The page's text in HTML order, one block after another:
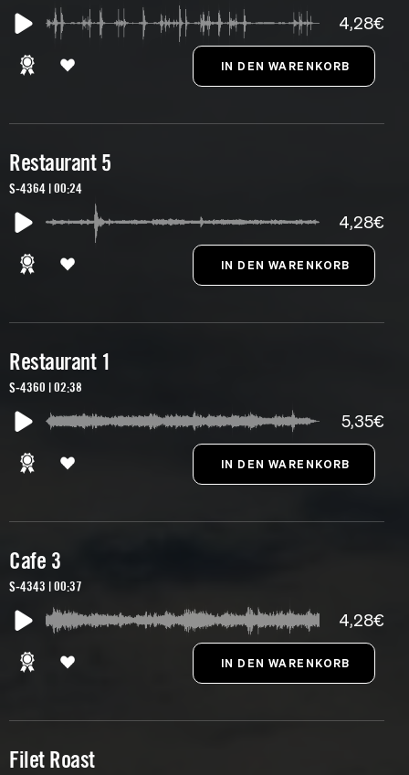
4,28€
Restaurant 5
S-4364 | 00:24
4,28€
Restaurant 1
S-4360 | 02:38
5,35€
Cafe 3
S-4343 | 00:37
4,28€
Filet Roast